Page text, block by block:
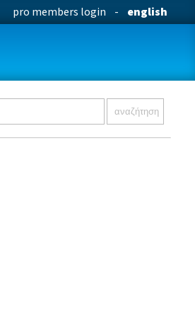
pro members login - english